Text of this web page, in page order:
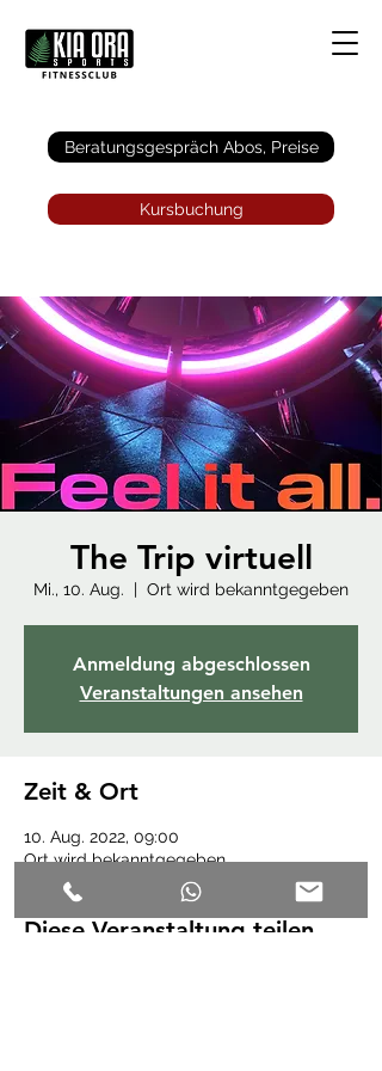
Beratungsgespräch Abos, Preise
Kursbuchung
The Trip virtuell
Mi., 10. Aug.
  |
Ort wird bekanntgegeben
Anmeldung abgeschlossen
Veranstaltungen ansehen
Zeit & Ort
10. Aug. 2022, 09:00
Ort wird bekanntgegeben
Diese Veranstaltung teilen